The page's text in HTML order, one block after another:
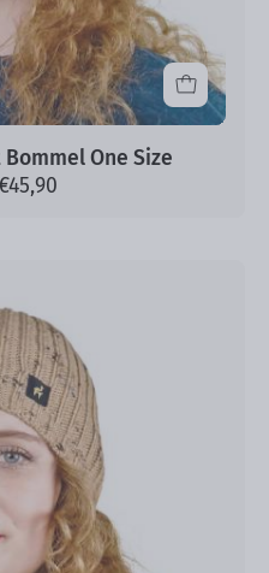
One Size
Mütze
Samantha
One
Size
Kopfgrößen
S-